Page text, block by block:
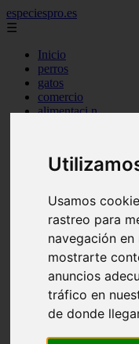
Usamos
rastreo para
navegación
mostrarte
anuncios
tráfico en
de donde
especiespro.es
☰
Inicio
perros
gatos
comercio
alimentaci n
tenencia responsable
mantenimiento
aves
marketing
bienestar
peque os mam feros
verano
legislaci n
peluquer a
accesorios
peluquer a canina
complementos